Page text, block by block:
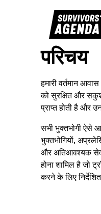
आवास और परिवहन
परिचय
हमारी वर्तमान
को सुरक्षित और
प्राप्त होती है और
सभी भुक्तभोगी ऐसे
भुक्तभोगियों,
और अतिआवश्यक
होना शामिल है जो
करने के लिए